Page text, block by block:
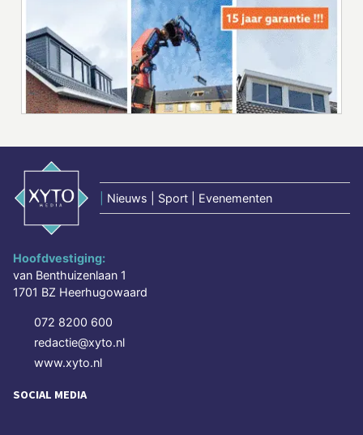
Nieuws | Sport | Evenementen
Hoofdvestiging:
van Benthuizenlaan 1
1701 BZ Heerhugowaard
072 8200 600
redactie@xyto.nl
www.xyto.nl
SOCIAL MEDIA